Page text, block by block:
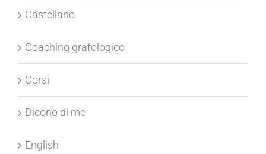
Castellano
Coaching grafologico
Corsi
Dicono di me
English